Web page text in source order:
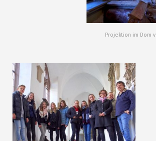
Projektion im Dom